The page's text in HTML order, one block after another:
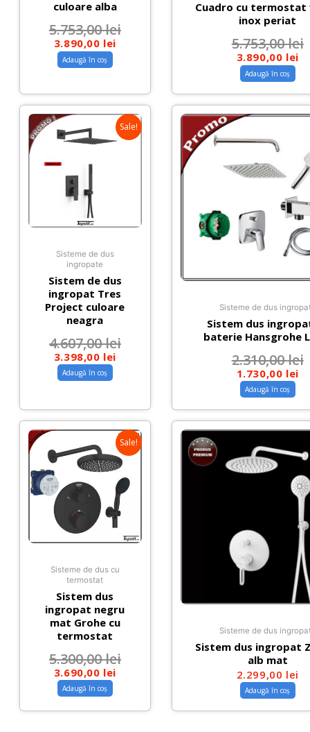
culoare alba
5.753,00lei
3.890,00 lei
Adaugă în coș
Cuadro cu termostat
inox periat
5.753,00lei
3.890,00 lei
Adaugă în coș
Sale!
Sisteme de dus
ingropate
Sistem de dus
ingropat Tres
Project culoare
neagra
4.607,00lei
3.398,00 lei
Adaugă în coș
Sisteme de dus
Sistem dus
baterie Hansgrohe
2.310,00lei
1.730,00 lei
Adaugă în coș
Sale!
Sisteme de dus cu
termostat
Sistem dus
ingropat negru
mat Grohe cu
termostat
5.300,00lei
3.690,00 lei
Adaugă în coș
Sisteme de dus
Sistem dus ingropat
alb mat
2.299,00 lei
Adaugă în coș